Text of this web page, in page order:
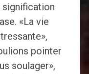
signification
«La vie
pointer
soulager»,